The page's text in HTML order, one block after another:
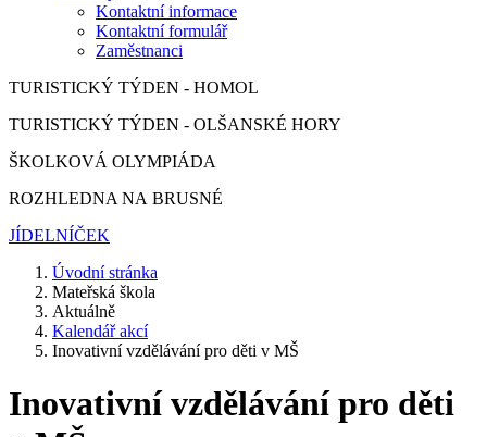
Kontaktní informace
Kontaktní formulář
Zaměstnanci
TURISTICKÝ TÝDEN - HOMOL
TURISTICKÝ TÝDEN - OLŠANSKÉ HORY
ŠKOLKOVÁ OLYMPIÁDA
ROZHLEDNA NA BRUSNÉ
JÍDELNÍČEK
Úvodní stránka
Mateřská škola
Aktuálně
Kalendář akcí
Inovativní vzdělávání pro děti v MŠ
Inovativní vzdělávání pro děti